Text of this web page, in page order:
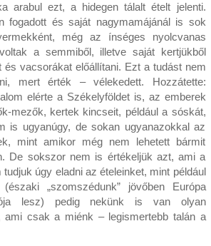
arabul ezt, a hidegen tálalt ételt jelenti.
fogadott és saját nagymamájánál is sok
még az ínséges nyolcvanas
a semmiből, illetve saját kertjükből
és vacsorákat előállítani. Ezt a tudást nem
mert érték – vélekedett. Hozzátette:
elérte a Székelyföldet is, az emberek
mezők, kertek kincseit, például a sóskát,
is ugyanúgy, de sokan ugyanazokkal az
mint amikor még nem lehetett bármit
De sokszor nem is értékeljük azt, ami a
úgy eladni az ételeinket, mint például
„szomszédunk” jövőben Európa
lesz) pedig nekünk is van olyan
ami csak a miénk – legismertebb talán a